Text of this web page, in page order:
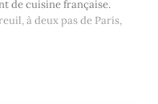
de cuisine française.
à deux pas de Paris,